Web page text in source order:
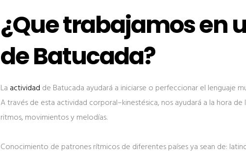
¿Que trabajamos en
de Batucada?
La actividad de Batucada ayudará a iniciarse o perfeccionar el lenguaje
A través de esta actividad corporal–kinestésica, nos ayudará a la hora
ritmos, movimientos y melodías.
Conocimiento de patrones rítmicos de diferentes países ya sean de: